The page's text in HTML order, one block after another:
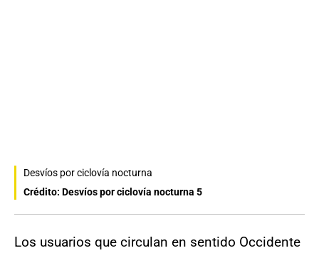
Desvíos por ciclovía nocturna
Crédito: Desvíos por ciclovía nocturna 5
Los usuarios que circulan en sentido Occidente